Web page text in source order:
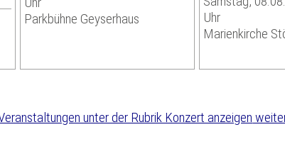
Parkbühne Geyserhaus
Uhr
Marienkirche